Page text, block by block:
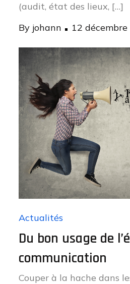
(audit, état des lieux, […]
By johann
Posted
12
Actualités
Du bon usage de
communication
Couper à la hache dans